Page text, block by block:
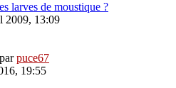
larves de moustique ?
2009, 13:09
parpuce67
19:55